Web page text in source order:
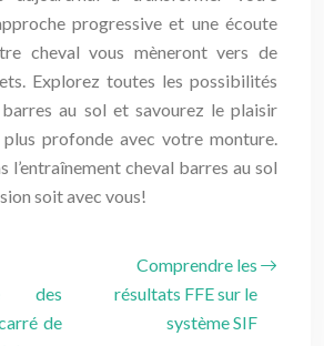
progressive et une écoute
cheval vous mèneront vers de
Explorez toutes les possibilités
au sol et savourez le plaisir
plus profonde avec votre monture.
l’entraînement cheval barres au sol
soit avec vous!
des
de
Comprendre les
résultats FFE sur le
système SIF